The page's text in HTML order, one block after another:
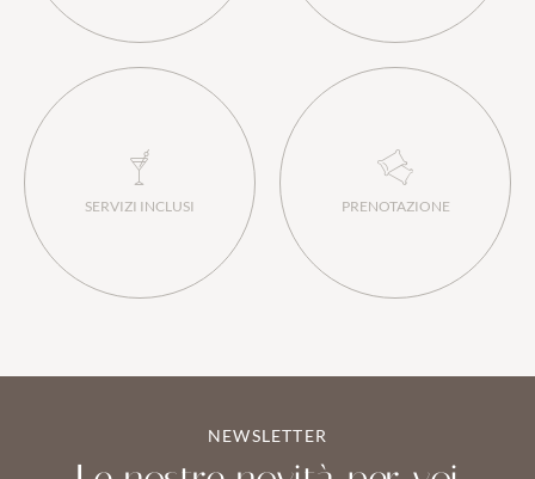
SERVIZI INCLUSI PRENOTAZIONE
NEWSLETTER